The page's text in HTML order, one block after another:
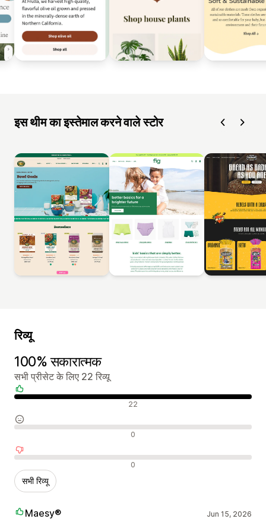
इस थीम का इस्तेमाल करने वाले स्टोर
रिव्यू
100% सकारात्मक
सभी प्रीसेट के लिए 22 रिव्यू
सकारात्मक रिव्यू 22
न्यूट्रल रिव्यू 0
नकारात्मक रिव्यू 0
सभी रिव्यू
Maesy® Jun 15, 2026